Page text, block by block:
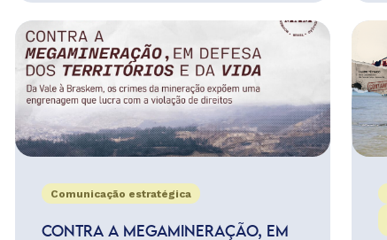
Comunicação estratégica
CONTRA A MEGAMINERAÇÃO, EM